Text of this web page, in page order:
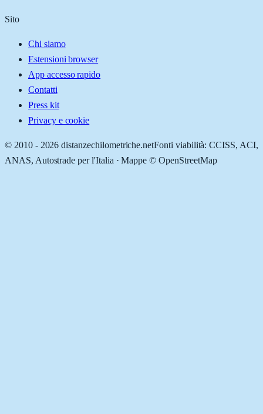
Sito
Chi siamo
Estensioni browser
App accesso rapido
Contatti
Press kit
Privacy e cookie
© 2010 - 2026 distanzechilometriche.netFonti viabilità: CCISS, ACI,
ANAS, Autostrade per l'Italia · Mappe © OpenStreetMap